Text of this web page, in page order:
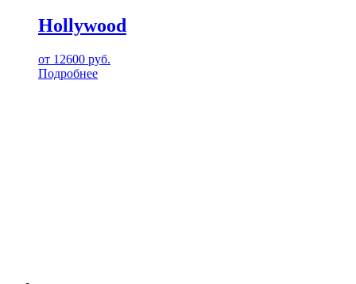
Hollywood
от 12600 руб.
Подробнее